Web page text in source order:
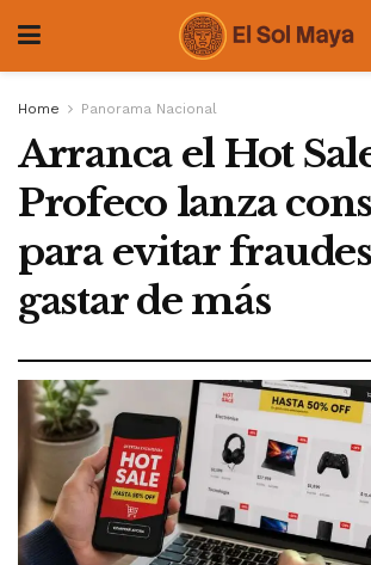
Home Panorama Nacional
Arranca el Hot
Profeco lanza
para evitar
gastar de más